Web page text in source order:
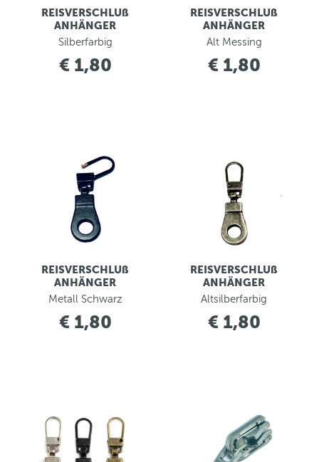
REISVERSCHLUß
ANHÄNGER
Silberfarbig
€ 1,80
REISVERSCHLUß
ANHÄNGER
Alt Messing
€ 1,80
REISVERSCHLUß
ANHÄNGER
Metall Schwarz
€ 1,80
REISVERSCHLUß
ANHÄNGER
Altsilberfarbig
€ 1,80